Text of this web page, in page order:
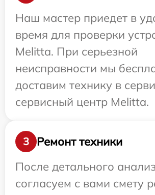
Наш мастер приедет в
время для проверки
Melitta. При серьезной
неисправности мы
доставим технику в
сервисный центр Melitta.
3
Ремонт техники
После детального
согласуем с вами смету